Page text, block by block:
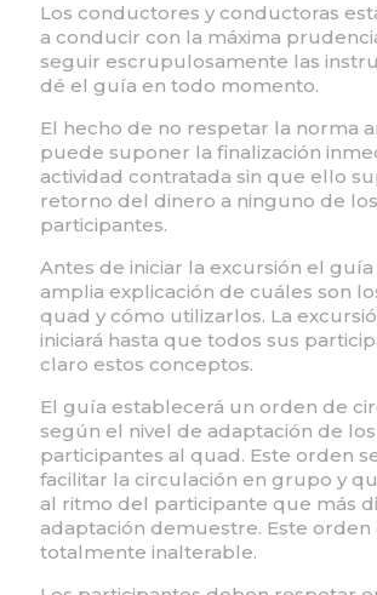
Los conductores y conductoras
a conducir con la máxima
seguir escrupulosamente las
dé el guía en todo momento.
El hecho de no respetar la norma
puede suponer la finalización
actividad contratada sin que ello
retorno del dinero a ninguno de los
participantes.
Antes de iniciar la excursión el guía
amplia explicación de cuáles son
quad y cómo utilizarlos. La
iniciará hasta que todos sus
claro estos conceptos.
El guía establecerá un orden de
según el nivel de adaptación de los
participantes al quad. Este orden
facilitar la circulación en grupo y
al ritmo del participante que más
adaptación demuestre. Este orden
totalmente inalterable.